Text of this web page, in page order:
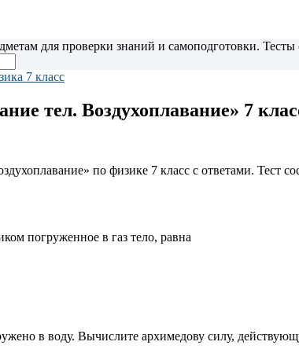
для проверки знаний и самоподготовки.
7 класс
тел. Воздухоплавание» 7
по физике 7 класс с ответами.
погруженное в газ тело, равна
в воду. Вычислите архимедову силу,